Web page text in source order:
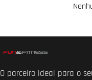
O parceiro ideal para o